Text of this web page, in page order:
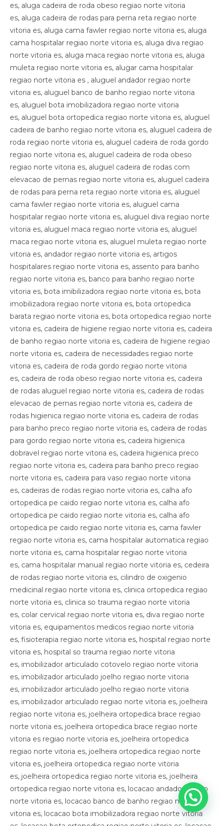
es, aluga cadeira de roda obeso regiao norte vitoria
es, aluga cadeira de rodas para perna reta regiao norte
vitoria es, aluga cama fawler regiao norte vitoria es, aluga
cama hospitalar regiao norte vitoria es, aluga diva regiao
norte vitoria es, aluga maca regiao norte vitoria es, aluga
muleta regiao norte vitoria es, alugar cama hospitalar
regiao norte vitoria es , aluguel andador regiao norte
vitoria es, aluguel banco de banho regiao norte vitoria
es, aluguel bota imobilizadora regiao norte vitoria
es, aluguel bota ortopedica regiao norte vitoria es, aluguel
cadeira de banho regiao norte vitoria es, aluguel cadeira de
roda regiao norte vitoria es, aluguel cadeira de roda gordo
regiao norte vitoria es, aluguel cadeira de roda obeso
regiao norte vitoria es, aluguel cadeira de rodas com
elevacao de pernas regiao norte vitoria es, aluguel cadeira
de rodas para perna reta regiao norte vitoria es, aluguel
cama fawler regiao norte vitoria es, aluguel cama
hospitalar regiao norte vitoria es, aluguel diva regiao norte
vitoria es, aluguel maca regiao norte vitoria es, aluguel
maca regiao norte vitoria es, aluguel muleta regiao norte
vitoria es, andador regiao norte vitoria es, artigos
hospitalares regiao norte vitoria es, assento para banho
regiao norte vitoria es, banco para banho regiao norte
vitoria es, bota imibilizadora regiao norte vitoria es, bota
imobilizadora regiao norte vitoria es, bota ortopedica
barata regiao norte vitoria es, bota ortopedica regiao norte
vitoria es, cadeira de higiene regiao norte vitoria es, cadeira
de banho regiao norte vitoria es, cadeira de higiene regiao
norte vitoria es, cadeira de necessidades regiao norte
vitoria es, cadeira de roda gordo regiao norte vitoria
es, cadeira de roda obeso regiao norte vitoria es, cadeira
de rodas aluguel regiao norte vitoria es, cadeira de rodas
elevacao de pernas regiao norte vitoria es, cadeira de
rodas higienica regiao norte vitoria es, cadeira de rodas
para banho preco regiao norte vitoria es, cadeira de rodas
para gordo regiao norte vitoria es, cadeira higienica
dobravel regiao norte vitoria es, cadeira higienica preco
regiao norte vitoria es, cadeira para banho preco regiao
norte vitoria es, cadeira para vaso regiao norte vitoria
es, cadeiras de rodas regiao norte vitoria es, calha afo
ortopedica pe caido regiao norte vitoria es, calha afo
ortopedica pe caido regiao norte vitoria es, calha afo
ortopedica pe caido regiao norte vitoria es, cama fawler
regiao norte vitoria es, cama hospitalar automatica regiao
norte vitoria es, cama hospitalar regiao norte vitoria
es, cama hospitalar manual regiao norte vitoria es, cedeira
de rodas regiao norte vitoria es, cilindro de oxigenio
medicinal regiao norte vitoria es, clinica ortopedica regiao
norte vitoria es, clinica so trauma regiao norte vitoria
es, colar cervical regiao norte vitoria es, diva regiao norte
vitoria es, equipamentos medicos regiao norte vitoria
es, fisioterapia regiao norte vitoria es, hospital regiao norte
vitoria es, hospital so trauma regiao norte vitoria
es, imobilizador articulado cotovelo regiao norte vitoria
es, imobilizador articulado joelho regiao norte vitoria
es, imobilizador articulado joelho regiao norte vitoria
es, imobilizador articulado regiao norte vitoria es, joelheira
regiao norte vitoria es, joelheira ortopedica brace regiao
norte vitoria es, joelheira ortopedica brace regiao norte
vitoria es regiao norte vitoria es, joelheira ortopedica
regiao norte vitoria es, joelheira ortopedica regiao norte
vitoria es, joelheira ortopedica regiao norte vitoria
es, joelheira ortopedica regiao norte vitoria es, joelheira
ortopedica regiao norte vitoria es, locacao andador regiao
norte vitoria es, locacao banco de banho regiao norte
vitoria es, locacao bota imobilizadora regiao norte vitoria